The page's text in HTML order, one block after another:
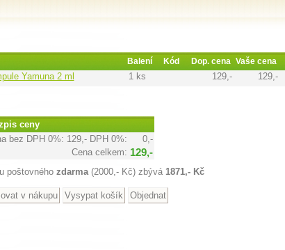
Balení Kód Dop. cena Vaše cena
Yamuna 2 ml 1 ks 129,- 129,-
ceny
bez DPH 0%: 129,- DPH 0%:
0,-
Cena celkem: 129,-
poštovného zdarma(2000,- Kč) zbývá 1871,- Kč